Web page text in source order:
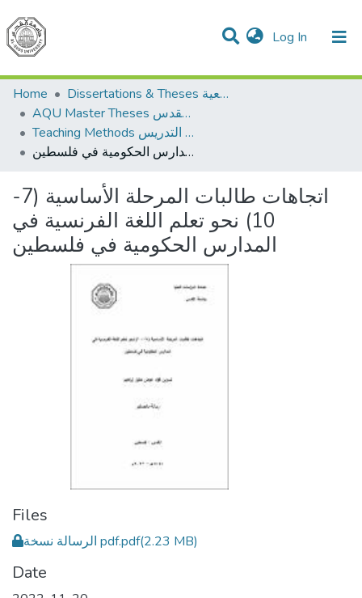
Log In (current)
Communities & Collections
All of DSpace
Home
Dissertations & Theses الرسائل الجامعية
AQU Master Theses الرسائل الجامعية الخاصة بجامعة القدس
Teaching Methods أساليب التدريس
اتجاهات طالبات المرحلة الأساسية (7-10) نحو تعلم اللغة الفرنسية في المدارس الحكومية في فلسطين
اتجاهات طالبات المرحلة الأساسية (7-
10) نحو تعلم اللغة الفرنسية في
المدارس الحكومية في فلسطين
Files
الرسالة نسخة pdf.pdf(2.23 MB)
Date